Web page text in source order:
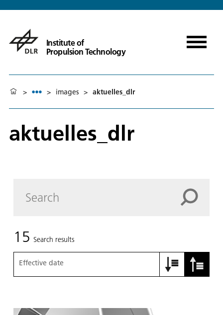
Institute of
Propulsion Technology
> > images > aktuelles_dlr
aktuelles_dlr
15 Search results
Effective date